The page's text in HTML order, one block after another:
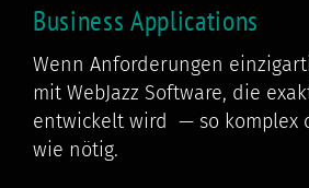
Business Applications
Wenn Anforderungen
mit WebJazz Software, die
entwickelt wird — so komplex
wie nötig.